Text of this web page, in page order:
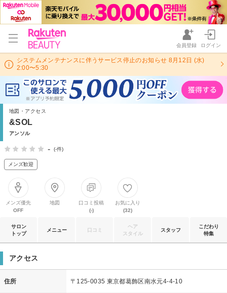
会員登録 ログイン
システムメンテナンスに伴うサービス停止のお知らせ 8月12日 (水)
2:00〜5:30
地図・アクセス
&SOL
アンソル
- (-件)
メンズ歓迎
メンズ優先
OFF
地図
口コミ投稿
(-)
お気に入り
(32)
サロン
トップ
メニュー 口コミ
ヘア
スタイル
スタッフ
こだわり
特集
アクセス
住所 〒125-0035 東京都葛飾区南水元4-4-10